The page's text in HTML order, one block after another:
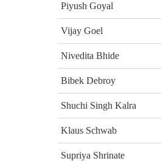
Piyush Goyal
Vijay Goel
Nivedita Bhide
Bibek Debroy
Shuchi Singh Kalra
Klaus Schwab
Supriya Shrinate